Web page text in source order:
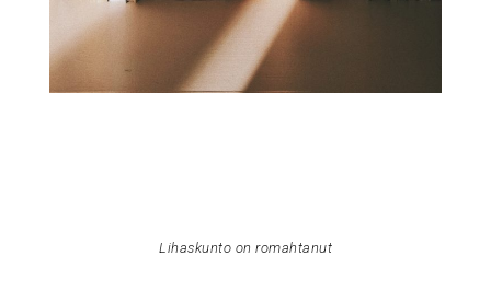
Lihaskunto on romahtanut